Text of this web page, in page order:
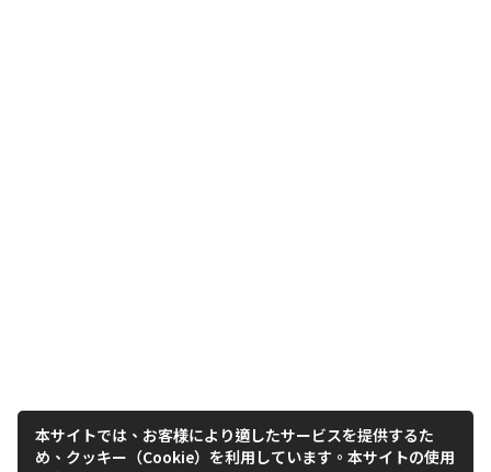
本サイトでは、お客様により適したサービスを提供するた
め、クッキー（Cookie）を利用しています。本サイトの使用